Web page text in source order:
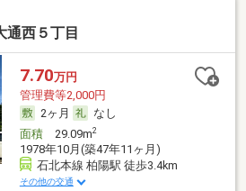
通西５丁目
7.70万円
管理費等2,000円
2ヶ月
なし
面積29.09m2
1978年10月(築47年11ヶ月)
石北本線 柏陽駅 徒歩3.4km
その他の交通